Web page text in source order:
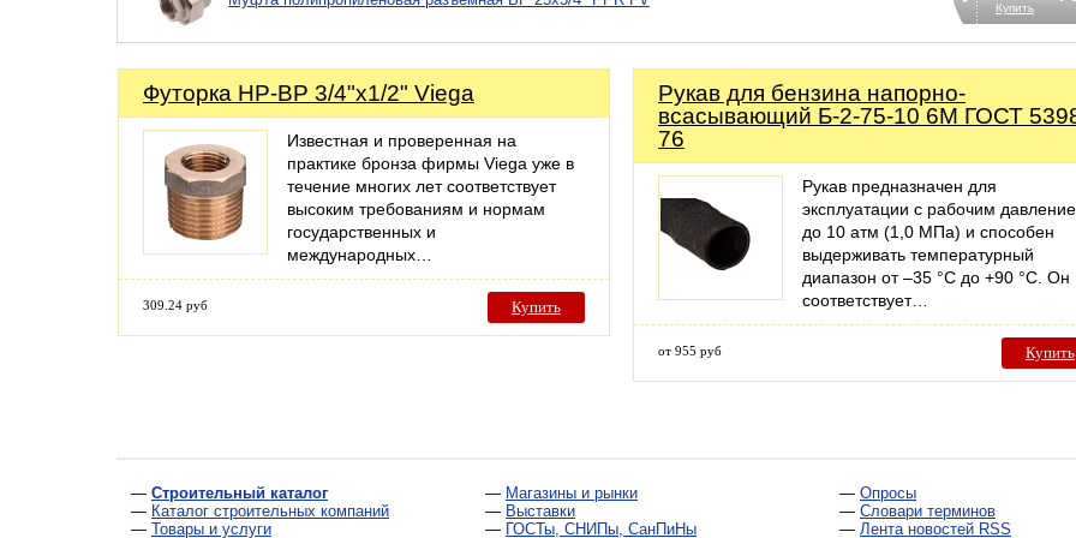
Купить
Футорка НР-ВР 3/4"х1/2" Viega
Известная и проверенная на
практике бронза фирмы Viega уже в
течение многих лет соответствует
высоким требованиям и нормам
государственных и
международных…
309.24 руб Купить
Рукав для бензина напорно-
всасывающий Б-2-75-10 6М ГОСТ
76
Рукав предназначен для
эксплуатации с рабочим
до 10 атм (1,0 МПа) и способен
выдерживать температурный
диапазон от –35 °С до +90 °С. Он
соответствует…
от 955 руб Купить
— Строительный каталог
— Каталог строительных компаний
— Товары и услуги
— Магазины и рынки
— Выставки
— ГОСТы, СНИПы, СанПиНы
— Опросы
— Словари терминов
— Лента новостей RSS